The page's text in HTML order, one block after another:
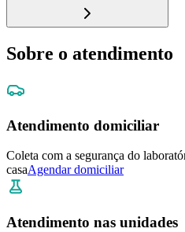
Sobre o atendimento
Atendimento domiciliar
Coleta com a segurança do
casaAgendar domiciliar
Atendimento nas unidades